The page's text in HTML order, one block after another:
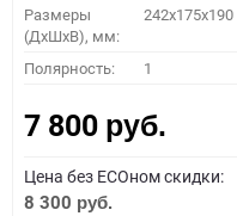
Размеры
(ДхШхВ), мм:
242x175x190
Полярность: 1
7 800 руб.
Цена без ECOном скидки:
8 300 руб.